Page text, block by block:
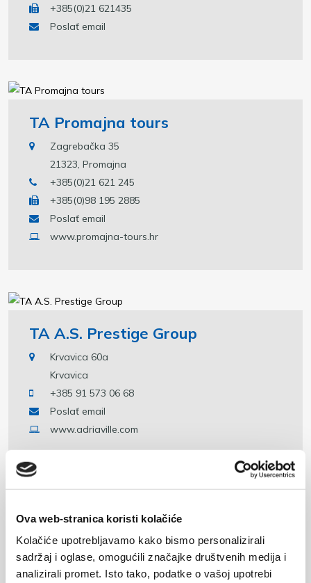
Ova web-stranica koristi kolačiće
Kolačiće upotrebljavamo kako bismo personalizirali
sadržaj i oglase, omogućili značajke društvenih medija i
analizirali promet. Isto tako, podatke o vašoj upotrebi
+385(0)21 621435
Poslať email
TA Promajna tours
Zagrebačka 35
21323, Promajna
+385(0)21 621 245
+385(0)98 195 2885
Poslať email
www.promajna-tours.hr
TA A.S. Prestige Group
Krvavica 60a
Krvavica
+385 91 573 06 68
Poslať email
www.adriaville.com